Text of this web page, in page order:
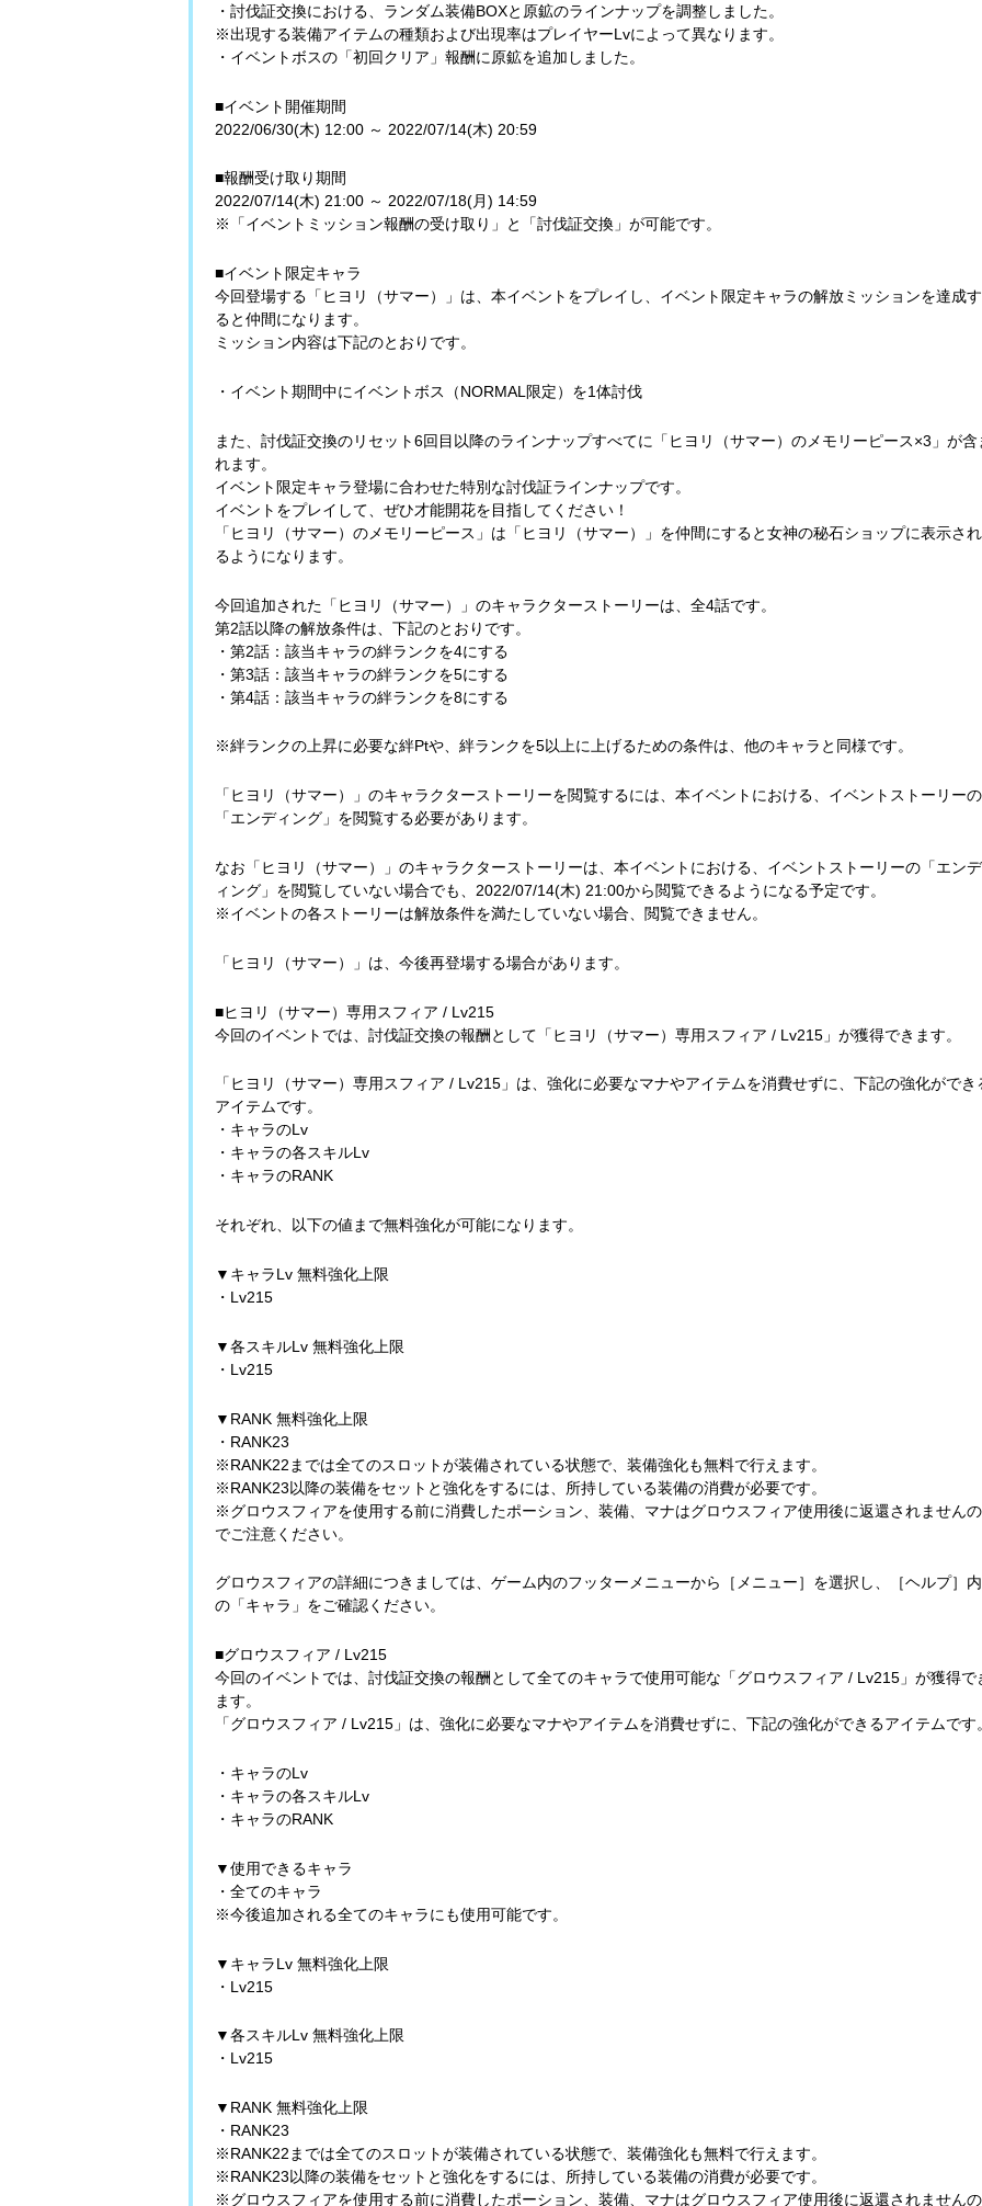
・討伐証交換における、ランダム装備BOXと原鉱のラインナップを調整しました。
※出現する装備アイテムの種類および出現率はプレイヤーLvによって異なります。
・イベントボスの「初回クリア」報酬に原鉱を追加しました。
■イベント開催期間
2022/06/30(木) 12:00 ～ 2022/07/14(木) 20:59
■報酬受け取り期間
2022/07/14(木) 21:00 ～ 2022/07/18(月) 14:59
※「イベントミッション報酬の受け取り」と「討伐証交換」が可能です。
■イベント限定キャラ
今回登場する「ヒヨリ（サマー）」は、本イベントをプレイし、イベント限定キャラの解放ミッションを達成す
ると仲間になります。
ミッション内容は下記のとおりです。
・イベント期間中にイベントボス（NORMAL限定）を1体討伐
また、討伐証交換のリセット6回目以降のラインナップすべてに「ヒヨリ（サマー）のメモリーピース×3」が含
れます。
イベント限定キャラ登場に合わせた特別な討伐証ラインナップです。
イベントをプレイして、ぜひ才能開花を目指してください！
「ヒヨリ（サマー）のメモリーピース」は「ヒヨリ（サマー）」を仲間にすると女神の秘石ショップに表示され
るようになります。
今回追加された「ヒヨリ（サマー）」のキャラクターストーリーは、全4話です。
第2話以降の解放条件は、下記のとおりです。
・第2話：該当キャラの絆ランクを4にする
・第3話：該当キャラの絆ランクを5にする
・第4話：該当キャラの絆ランクを8にする
※絆ランクの上昇に必要な絆Ptや、絆ランクを5以上に上げるための条件は、他のキャラと同様です。
「ヒヨリ（サマー）」のキャラクターストーリーを閲覧するには、本イベントにおける、イベントストーリーの
「エンディング」を閲覧する必要があります。
なお「ヒヨリ（サマー）」のキャラクターストーリーは、本イベントにおける、イベントストーリーの「エンデ
ィング」を閲覧していない場合でも、2022/07/14(木) 21:00から閲覧できるようになる予定です。
※イベントの各ストーリーは解放条件を満たしていない場合、閲覧できません。
「ヒヨリ（サマー）」は、今後再登場する場合があります。
■ヒヨリ（サマー）専用スフィア / Lv215
今回のイベントでは、討伐証交換の報酬として「ヒヨリ（サマー）専用スフィア / Lv215」が獲得できます。
「ヒヨリ（サマー）専用スフィア / Lv215」は、強化に必要なマナやアイテムを消費せずに、下記の強化ができ
アイテムです。
・キャラのLv
・キャラの各スキルLv
・キャラのRANK
それぞれ、以下の値まで無料強化が可能になります。
▼キャラLv 無料強化上限
・Lv215
▼各スキルLv 無料強化上限
・Lv215
▼RANK 無料強化上限
・RANK23
※RANK22までは全てのスロットが装備されている状態で、装備強化も無料で行えます。
※RANK23以降の装備をセットと強化をするには、所持している装備の消費が必要です。
※グロウスフィアを使用する前に消費したポーション、装備、マナはグロウスフィア使用後に返還されませんの
でご注意ください。
グロウスフィアの詳細につきましては、ゲーム内のフッターメニューから［メニュー］を選択し、［ヘルプ］内
の「キャラ」をご確認ください。
■グロウスフィア / Lv215
今回のイベントでは、討伐証交換の報酬として全てのキャラで使用可能な「グロウスフィア / Lv215」が獲得で
ます。
「グロウスフィア / Lv215」は、強化に必要なマナやアイテムを消費せずに、下記の強化ができるアイテムです
・キャラのLv
・キャラの各スキルLv
・キャラのRANK
▼使用できるキャラ
・全てのキャラ
※今後追加される全てのキャラにも使用可能です。
▼キャラLv 無料強化上限
・Lv215
▼各スキルLv 無料強化上限
・Lv215
▼RANK 無料強化上限
・RANK23
※RANK22までは全てのスロットが装備されている状態で、装備強化も無料で行えます。
※RANK23以降の装備をセットと強化をするには、所持している装備の消費が必要です。
※グロウスフィアを使用する前に消費したポーション、装備、マナはグロウスフィア使用後に返還されませんの